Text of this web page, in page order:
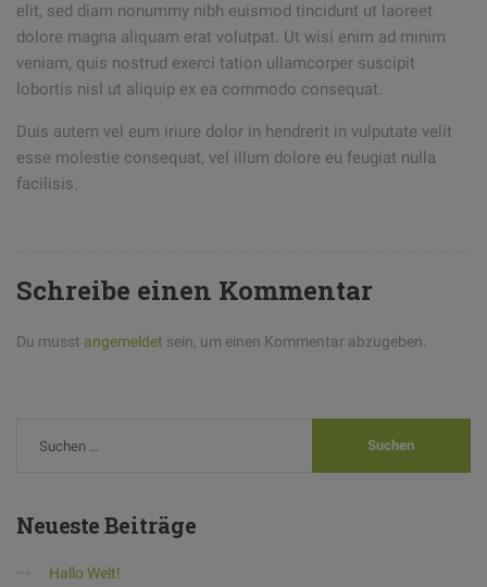
elit, sed diam nonummy nibh euismod tincidunt ut laoreet
dolore magna aliquam erat volutpat. Ut wisi enim ad minim
veniam, quis nostrud exerci tation ullamcorper suscipit
lobortis nisl ut aliquip ex ea commodo consequat.
Duis autem vel eum iriure dolor in hendrerit in vulputate velit
esse molestie consequat, vel illum dolore eu feugiat nulla
facilisis.
Schreibe einen Kommentar
Du musst angemeldet sein, um einen Kommentar abzugeben.
NeuesteBeiträge
Hallo Welt!